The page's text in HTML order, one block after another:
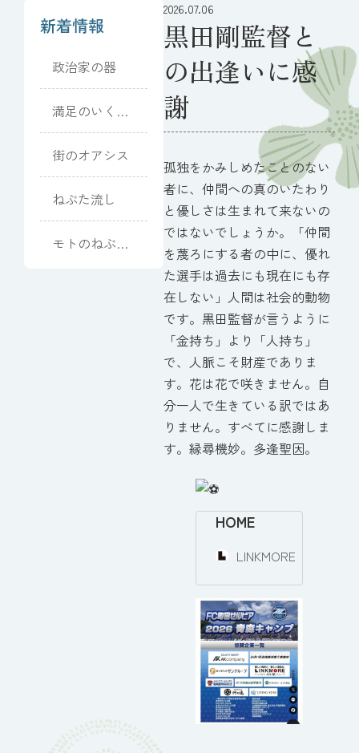
新着情報
政治家の器
満足のいく式
になりました
街のオアシス
ねぶた流し
モトのねぶた
2026.07.06
黒田剛監督と
の出逢いに感
謝
孤独をかみしめたことのない
者に、仲間への真のいたわり
と優しさは生まれて来ないの
ではないでしょうか。「仲間
を蔑ろにする者の中に、優れ
た選手は過去にも現在にも存
在しない」人間は社会的動物
です。黒田監督が言うように
「金持ち」より「人持ち」
で、人脈こそ財産でありま
す。花は花で咲きません。自
分一人で生きている訳ではあ
りません。すべてに感謝しま
す。縁尋機妙。多逢聖因。
HOME
LINKMORE